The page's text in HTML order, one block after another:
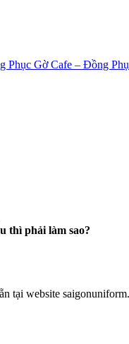
thì phải làm sao?
tại website